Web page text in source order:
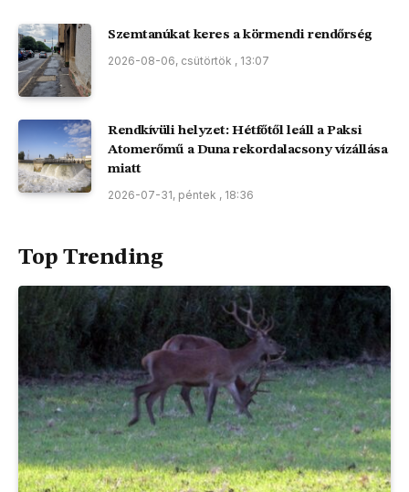
Szemtanúkat keres a körmendi rendőrség
2026-08-06, csütörtök , 13:07
Rendkívüli helyzet: Hétfőtől leáll a Paksi
Atomerőmű a Duna rekordalacsony vízállása
miatt
2026-07-31, péntek , 18:36
Top Trending